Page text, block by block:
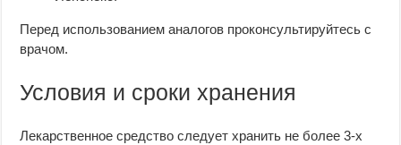
Перед использованием аналогов проконсультируйтесь с
врачом.
Условия и сроки хранения
Лекарственное средство следует хранить не более 3-х